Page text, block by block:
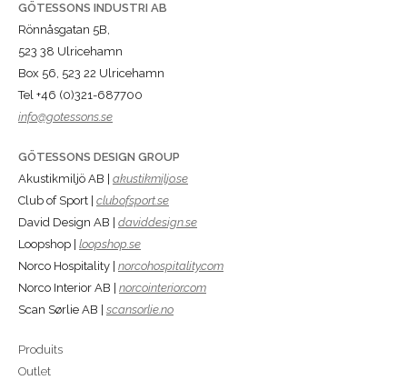
GÖTESSONS INDUSTRI AB
Rönnåsgatan 5B,
523 38 Ulricehamn
Box 56, 523 22 Ulricehamn
Tel +46 (0)321-687700
info@gotessons.se
GÖTESSONS DESIGN GROUP
Akustikmiljö AB | akustikmiljo.se
Club of Sport | clubofsport.se
David Design AB | daviddesign.se
Loopshop | loopshop.se
Norco Hospitality | norcohospitality.com
Norco Interior AB | norcointerior.com
Scan Sørlie AB | scansorlie.no
Produits
Outlet